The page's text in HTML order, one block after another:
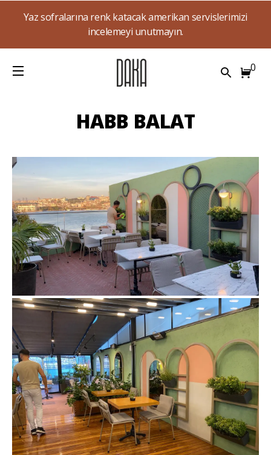
Yaz sofralarına renk katacak amerikan servislerimizi
incelemeyi unutmayın.
0
HABB BALAT